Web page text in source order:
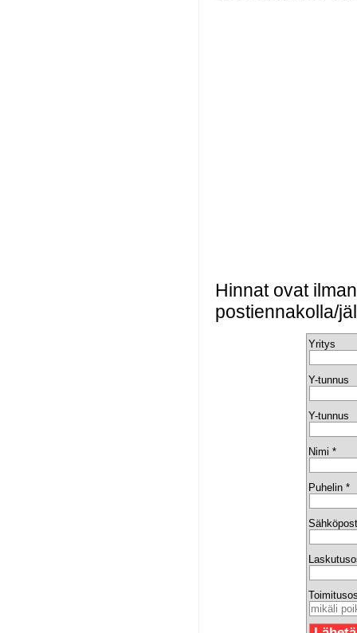
Hinnat ovat
postiennakolla/
Yritys
Y-tunnus
Y-tunnus
Nimi *
Puhelin *